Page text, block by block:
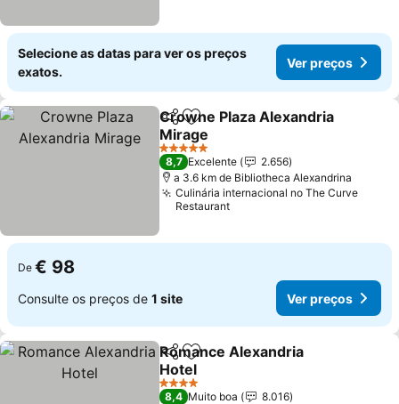
Selecione as datas para ver os preços
exatos.
Ver preços
PartilharAdicionar aos favoritos
Crowne Plaza Alexandria
Mirage
Ver preços
5 Estrelas
8,7 Excelente
2.656
a 3.6 km de Bibliotheca Alexandrina
Culinária internacional no The Curve
Restaurant
De € 98
Consulte os preços de 1 site Ver preços
PartilharAdicionar aos favoritos
Romance Alexandria
Hotel
Ver preços
4 Estrelas
8,4 Muito boa
8.016